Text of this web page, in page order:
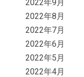
2022年9月
2022年8月
2022年7月
2022年6月
2022年5月
2022年4月